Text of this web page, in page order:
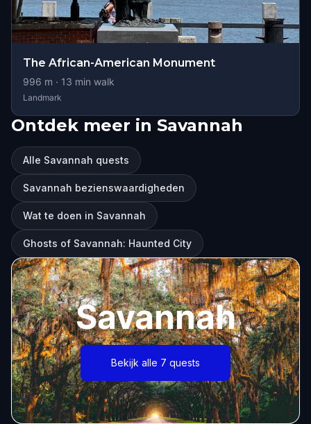
The African-American Monument
996 m · 13 min walk
Landmark
Ontdek meer in Savannah
Alle Savannah quests
Savannah bezienswaardigheden
Wat te doen in Savannah
Ghosts of Savannah: Haunted City
Savannah
Bekijk alle 7 quests